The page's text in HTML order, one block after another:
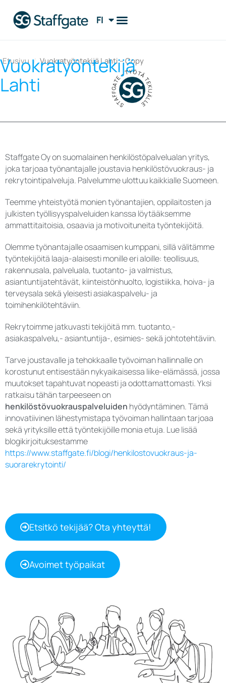
FI
EN
Etusivu / Vuokratyöntekijä Lahti – Copy
Vuokratyöntekijä
Lahti STAFFGATE - TYÖTÄ TEKIJÄLLE
Staffgate Oy on suomalainen henkilöstöpalvelualan yritys,
joka tarjoaa työnantajalle joustavia henkilöstövuokraus- ja
rekrytointipalveluja. Palvelumme ulottuu kaikkialle Suomeen.
Teemme yhteistyötä monien työnantajien, oppilaitosten ja
julkisten työllisyyspalveluiden kanssa löytääksemme
ammattitaitoisia, osaavia ja motivoituneita työntekijöitä.
Olemme työnantajalle osaamisen kumppani, sillä välitämme
työntekijöitä laaja-alaisesti monille eri aloille: teollisuus,
rakennusala, palveluala, tuotanto- ja valmistus,
asiantuntijatehtävät, kiinteistönhuolto, logistiikka, hoiva- ja
terveysala sekä yleisesti asiakaspalvelu- ja
toimihenkilötehtäviin.
Rekrytoimme jatkuvasti tekijöitä mm. tuotanto,-
asiakaspalvelu,- asiantuntija-, esimies- sekä johtotehtäviin.
Tarve joustavalle ja tehokkaalle työvoiman hallinnalle on
korostunut entisestään nykyaikaisessa liike-elämässä, jossa
muutokset tapahtuvat nopeasti ja odottamattomasti. Yksi
ratkaisu tähän tarpeeseen on
henkilöstövuokrauspalveluiden hyödyntäminen. Tämä
innovatiivinen lähestymistapa työvoiman hallintaan tarjoaa
sekä yrityksille että työntekijöille monia etuja. Lue lisää
blogikirjoituksestamme
https://www.staffgate.fi/blogi/henkilostovuokraus-ja-
suorarekrytointi/
Etsitkö tekijää? Ota yhteyttä!
Avoimet työpaikat